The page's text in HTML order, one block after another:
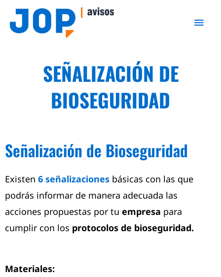
contenido
SEÑALIZACIÓN DE
BIOSEGURIDAD
Señalización de Bioseguridad
Existen 6 señalizaciones básicas con las que
podrás informar de manera adecuada las
acciones propuestas por tu empresa para
cumplir con los protocolos de bioseguridad.
Materiales: